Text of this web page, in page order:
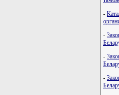
-
-
-
-